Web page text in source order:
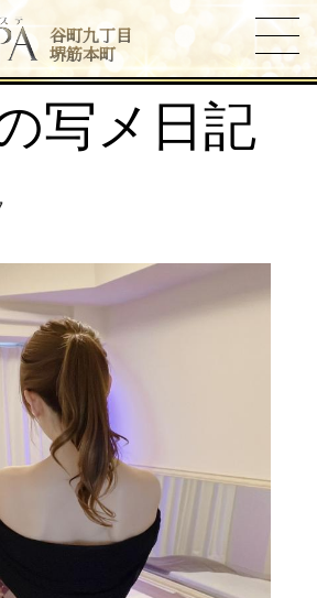
谷町九丁目
堺筋本町
写メ日記